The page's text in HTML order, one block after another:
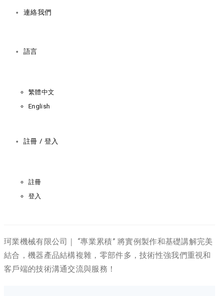
連絡我們
語言
繁體中文
English
註冊 / 登入
註冊
登入
珂業機械有限公司｜ “專業累積” 將實例製作和基礎講解完美
結合，機器產品結構複雜，零部件多，技術性強我們重視和
客戶端的技術溝通交流與服務！